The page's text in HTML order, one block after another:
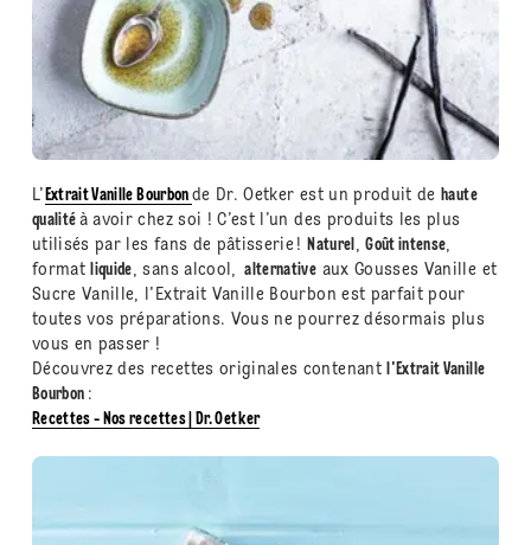
L' Extrait Vanille Bourbon de Dr. Oetker est un produit de haute
qualité à avoir chez soi ! C’est l’un des produits les plus
utilisés par les fans de pâtisserie ! Naturel ,Goût intense,
format liquide, sans alcool, alternative aux Gousses Vanille et
Sucre Vanille, l'Extrait Vanille Bourbon est parfait pour
toutes vos préparations. Vous ne pourrez désormais plus
vous en passer !
Découvrez des recettes originales contenant
l'Extrait Vanille
Bourbon :
Recettes - Nos recettes | Dr. Oetker